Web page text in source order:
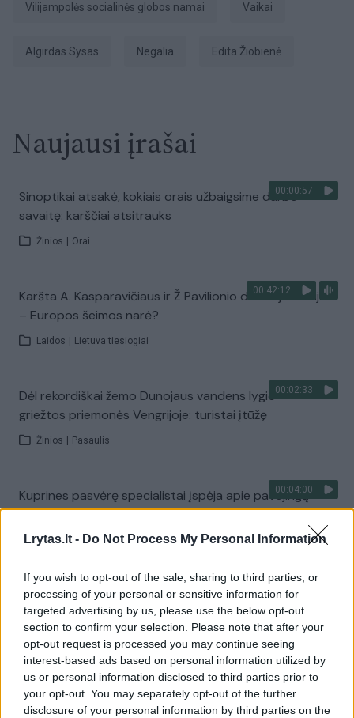
Lrytas.lt - Do Not Process My Personal Information
If you wish to opt-out of the sale, sharing to third parties, or
processing of your personal or sensitive information for
targeted advertising by us, please use the below opt-out
section to confirm your selection. Please note that after your
opt-out request is processed you may continue seeing
interest-based ads based on personal information utilized by
us or personal information disclosed to third parties prior to
your opt-out. You may separately opt-out of the further
disclosure of your personal information by third parties on the
Vilijampolės socialinės globos namai Vaikai
Algirdas Sysas negalia Edita Žiobienė
Naujausi įrašai
00:00:57
Sinoptikai atsakė, kokiais orais užbaigsime darbo
savaitę: karščiai atsitrauks
Žinios Orai
00:42:12
Karšta A. Kasparavičiaus ir Ž Pavilionio diskusija: Rusija
– Europos šeimos narė?
Laidos Lietuva tiesiogiai
00:02:33
Dėl rekordiškai žemo Dunojaus vandens lygio –
griežtos priemonės Vengrijoje: turistai įtūžę
Žinios Pasaulis
00:04:00
Kuprines pasvėrę specialistai įspėja apie pavojingą
įprotį: tą daro daugiau nei pusė pradinukų
Žinios | Lietuvos diena
Visi įrašai
Žiūrimiausi įrašai